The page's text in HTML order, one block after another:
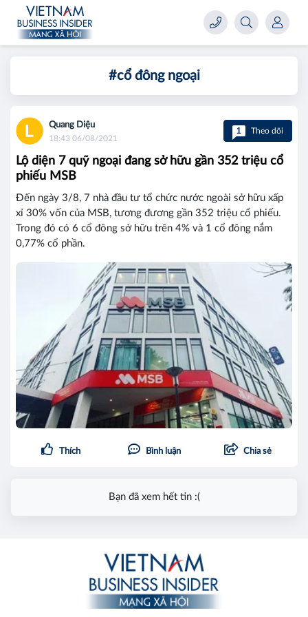
#cổ đông ngoại
Quang Diệu
18:43 06/08/2021
1 Theo dõi
Lộ diện 7 quỹ ngoại đang sở hữu gần 352 triệu cổ
phiếu MSB
Đến ngày 3/8, 7 nhà đầu tư tổ chức nước ngoài sở hữu xấp
xỉ 30% vốn của MSB, tương đương gần 352 triệu cổ phiếu.
Trong đó có 6 cổ đông sở hữu trên 4% và 1 cổ đông nắm
0,77% cổ phần.
Thích Bình luận Chia sẻ
Bạn đã xem hết tin :(